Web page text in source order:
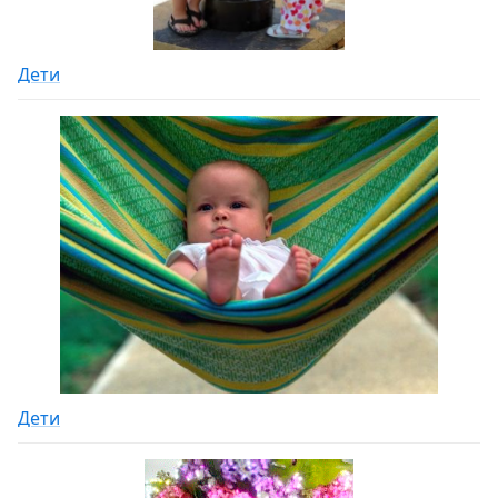
Дети
Дети